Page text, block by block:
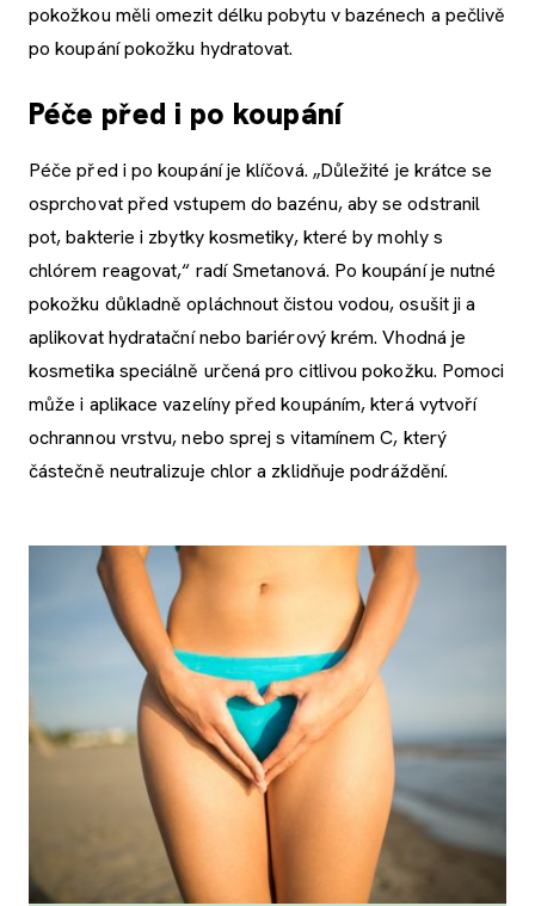
pokožkou měli omezit délku pobytu v bazénech a pečlivě
po koupání pokožku hydratovat.
Péče před i po koupání
Péče před i po koupání je klíčová. „Důležité je krátce se
osprchovat před vstupem do bazénu, aby se odstranil
pot, bakterie i zbytky kosmetiky, které by mohly s
chlórem reagovat,“ radí Smetanová. Po koupání je nutné
pokožku důkladně opláchnout čistou vodou, osušit ji a
aplikovat hydratační nebo bariérový krém. Vhodná je
kosmetika speciálně určená pro citlivou pokožku. Pomoci
může i aplikace vazelíny před koupáním, která vytvoří
ochrannou vrstvu, nebo sprej s vitamínem C, který
částečně neutralizuje chlor a zklidňuje podráždění.